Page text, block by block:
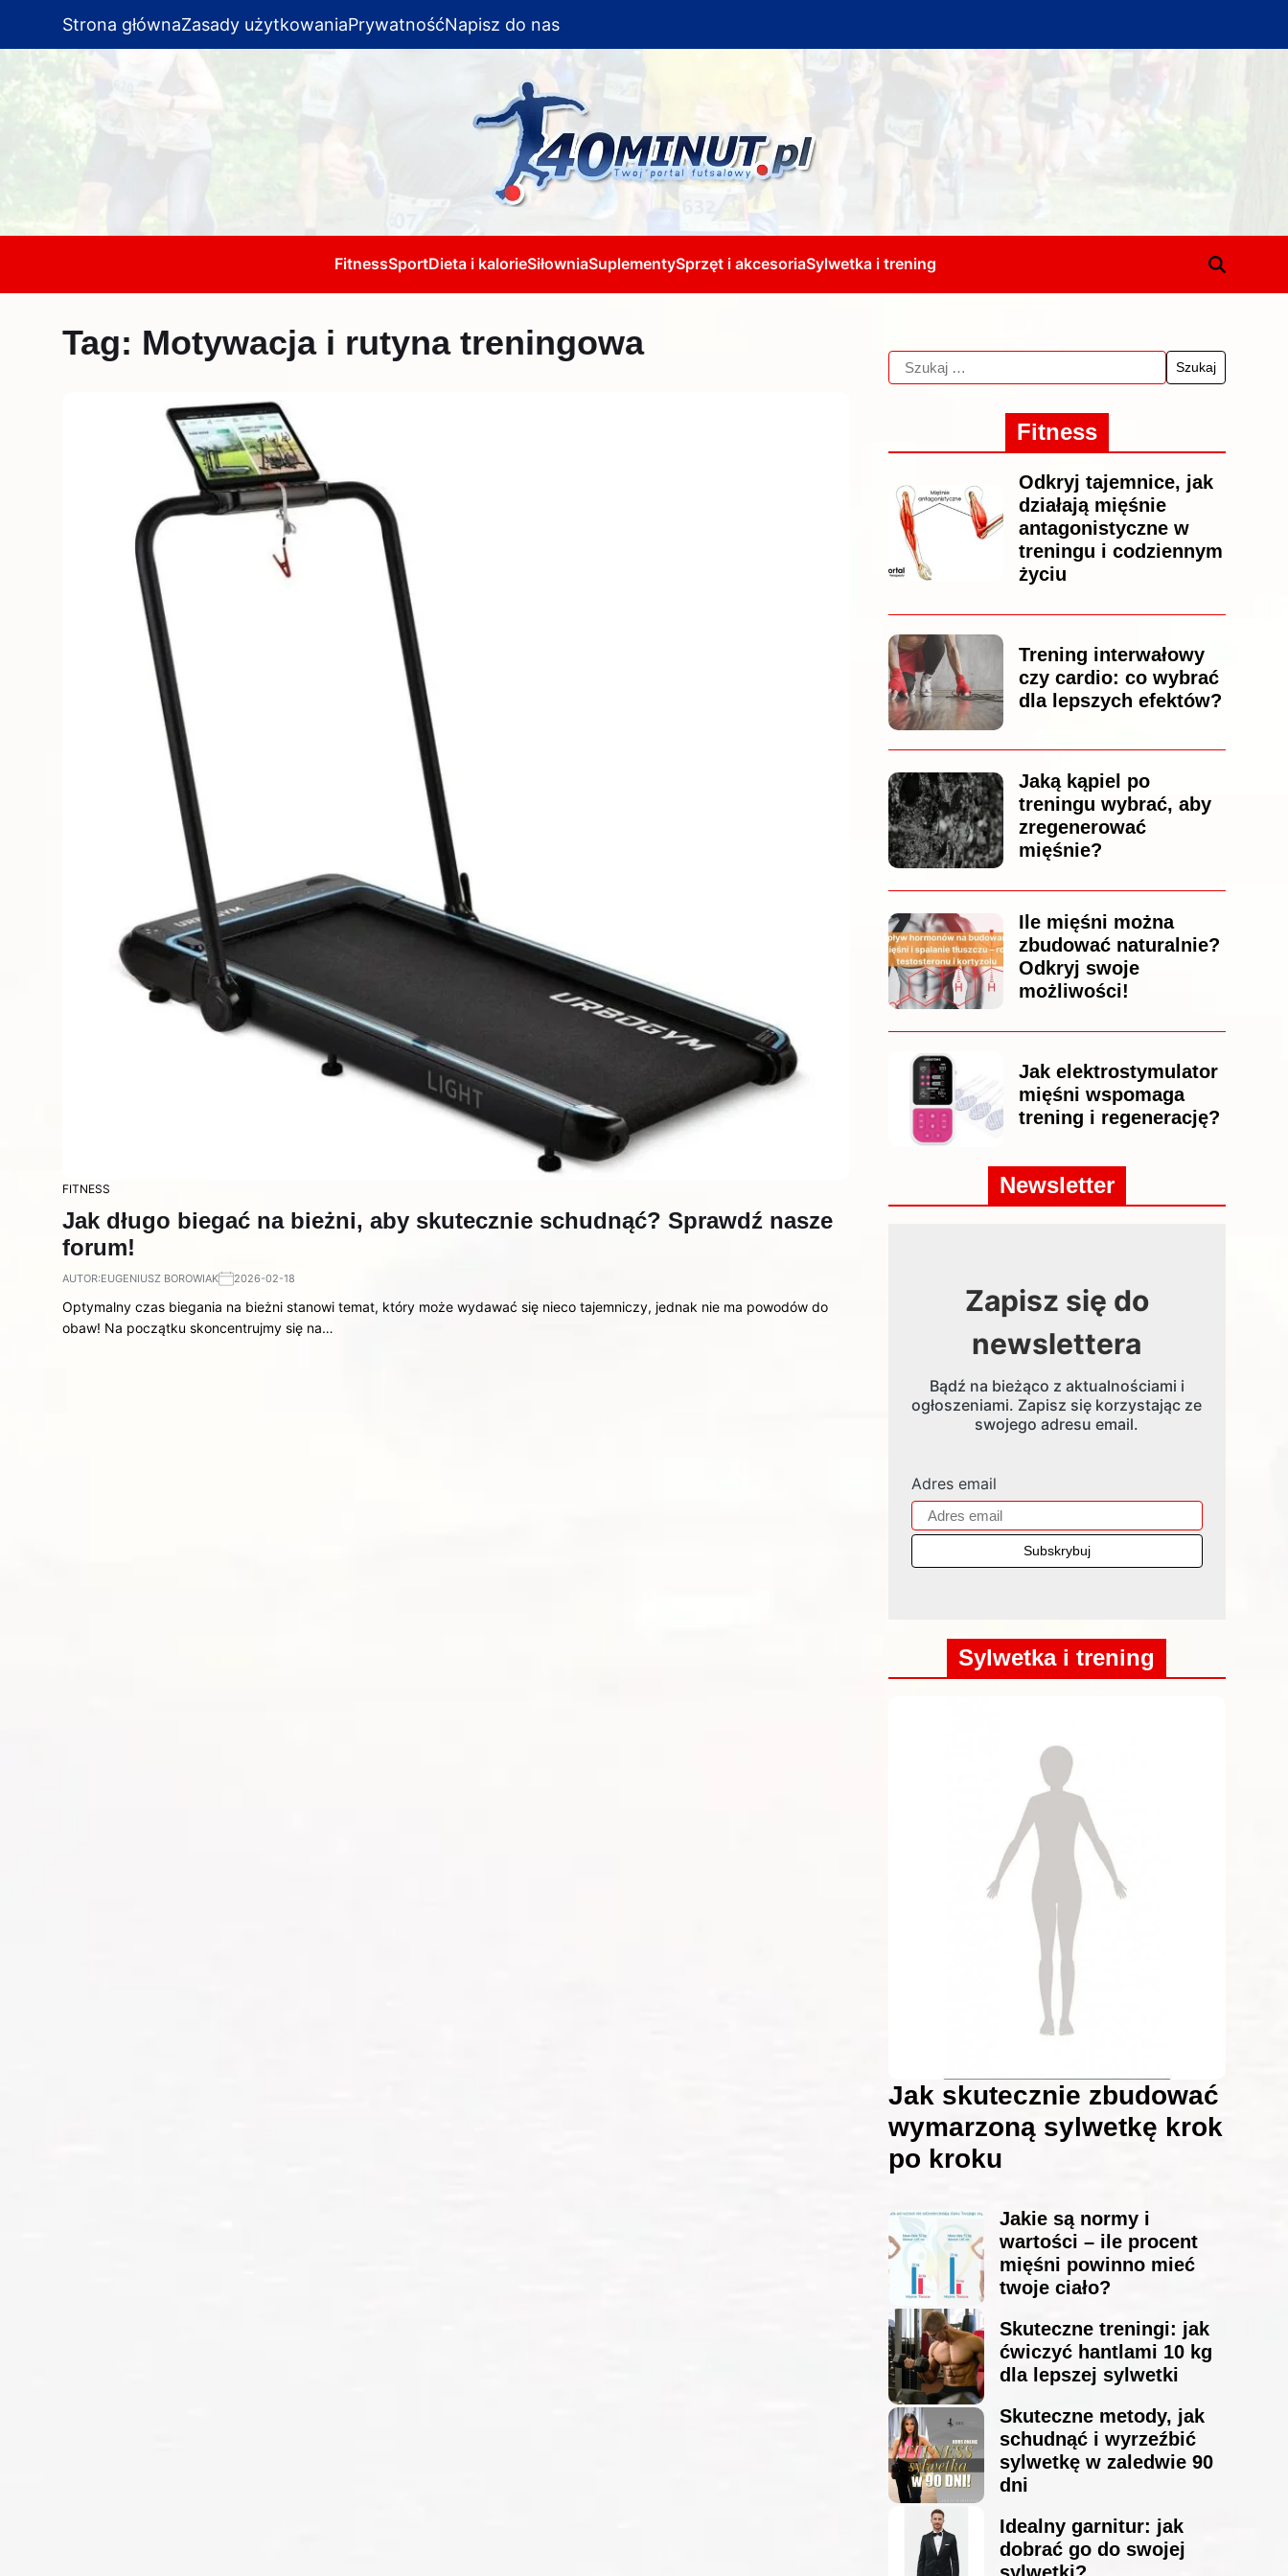
Strona głównaZasady użytkowaniaPrywatnośćNapisz do nas
FitnessSportDieta i kalorieSiłowniaSuplementySprzęt i akcesoriaSylwetka i trening
Tag: Motywacja i rutyna treningowa
FITNESS
Jak długo biegać na bieżni, aby skutecznie schudnąć? Sprawdź nasze
forum!
AUTOR:EUGENIUSZ BOROWIAK 2026-02-18
Optymalny czas biegania na bieżni stanowi temat, który może wydawać się nieco tajemniczy, jednak nie ma powodów do
obaw! Na początku skoncentrujmy się na…
Fitness
Odkryj tajemnice, jak
działają mięśnie
antagonistyczne w
treningu i codziennym
życiu
Trening interwałowy
czy cardio: co wybrać
dla lepszych efektów?
Jaką kąpiel po
treningu wybrać, aby
zregenerować
mięśnie?
Ile mięśni można
zbudować naturalnie?
Odkryj swoje
możliwości!
Jak elektrostymulator
mięśni wspomaga
trening i regenerację?
Newsletter
Zapisz się do
newslettera
Bądź na bieżąco z aktualnościami i
ogłoszeniami. Zapisz się korzystając ze
swojego adresu email.
Adres email
Sylwetka i trening
Jak skutecznie zbudować
wymarzoną sylwetkę krok
po kroku
Jakie są normy i
wartości – ile procent
mięśni powinno mieć
twoje ciało?
Skuteczne treningi: jak
ćwiczyć hantlami 10 kg
dla lepszej sylwetki
Skuteczne metody, jak
schudnąć i wyrzeźbić
sylwetkę w zaledwie 90
dni
Idealny garnitur: jak
dobrać go do swojej